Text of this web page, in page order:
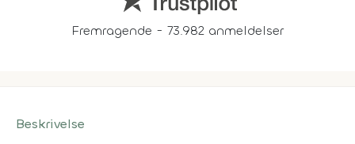
Fremragende - 73.982 anmeldelser
Beskrivelse